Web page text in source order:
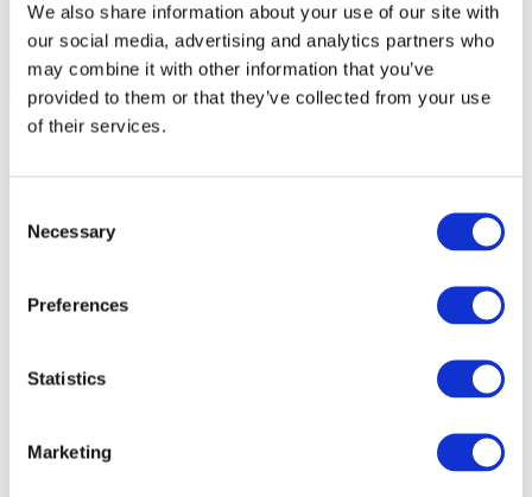
We also share information about your use of our site with
our social media, advertising and analytics partners who
may combine it with other information that you’ve
provided to them or that they’ve collected from your use
of their services.
Selection
Necessary
Preferences
Statistics
Marketing
Заходи